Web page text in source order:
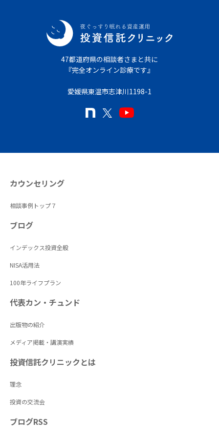
47都道府県の相談者さまと共に
『完全オンライン診療です』
愛媛県東温市志津川1198-1
カウンセリング
相談事例トップ７
ブログ
インデックス投資全般
NISA活用法
100年ライフプラン
代表カン・チュンド
出版物の紹介
メディア掲載・講演実績
投資信託クリニックとは
理念
投資の交流会
ブログRSS